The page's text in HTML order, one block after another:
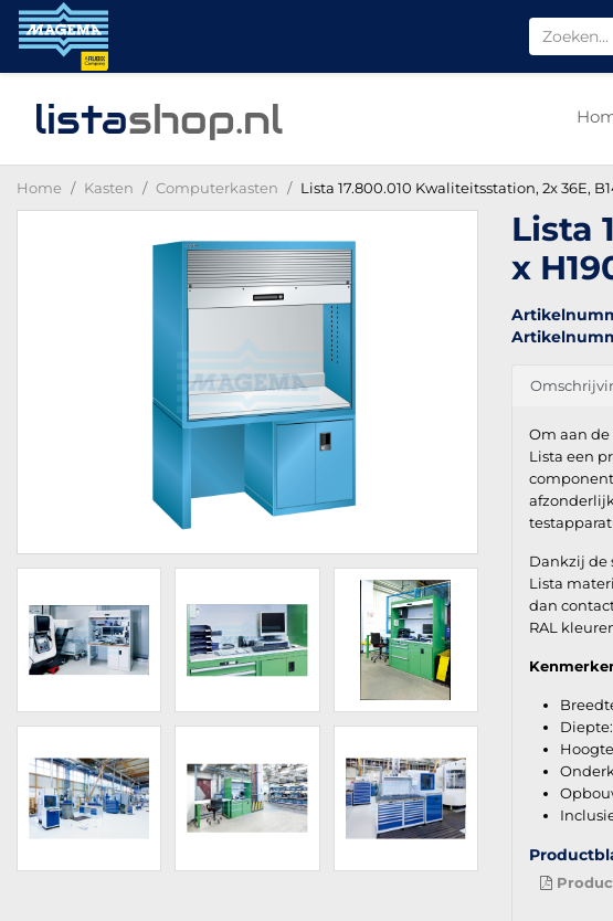
listashop.nl
Home Kasten Computerkasten Lista 17.800.010 Kwaliteitsstation, 2x 36E,
Lista
x
Om aan
Lista een
Dankzij de
Lista
dan
RAL